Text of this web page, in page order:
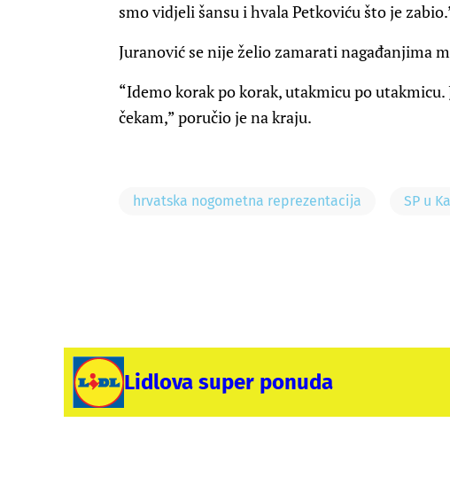
smo vidjeli šansu i hvala Petkoviću što je
Juranović se nije želio zamarati nagađanjima
“Idemo korak po korak, utakmicu po
čekam,” poručio je na kraju.
hrvatska nogometna reprezentacija SP u
Lidlova super ponuda